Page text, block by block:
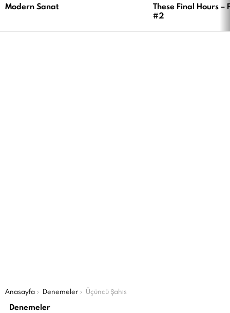
Modern Sanat
These Final Hours –
#2
Şu an buradasın:
Anasayfa Denemeler Üçüncü Şahıs
Denemeler